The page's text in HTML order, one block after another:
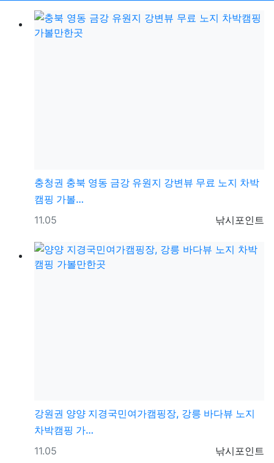
충청권 충북 영동 금강 유원지 강변뷰 무료 노지 차박
캠핑 가볼…
등록자
낚시포인트
등록일
11.05
강원권 양양 지경국민여가캠핑장, 강릉 바다뷰 노지
차박캠핑 가…
등록자
낚시포인트
등록일
11.05